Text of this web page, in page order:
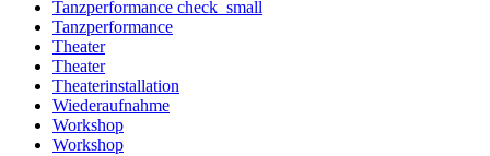
Tanzperformance check_small
Tanzperformance
Theater
Theater
Theaterinstallation
Wiederaufnahme
Workshop
Workshop